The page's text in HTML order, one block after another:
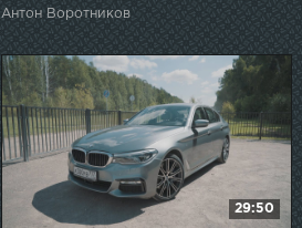
Антон Воротников
29:50